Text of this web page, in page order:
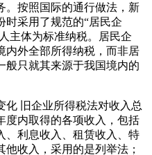
。按照国际的通行做法，新
时采用了规范的“居民企
主体为标准纳税。居民企
内外全部所得纳税，而非居
般只就其来源于我国境内的
旧企业所得税法对收入总
度内取得的各项收入，包括
、利息收入、租赁收入、特
收入，采用的是列举法；